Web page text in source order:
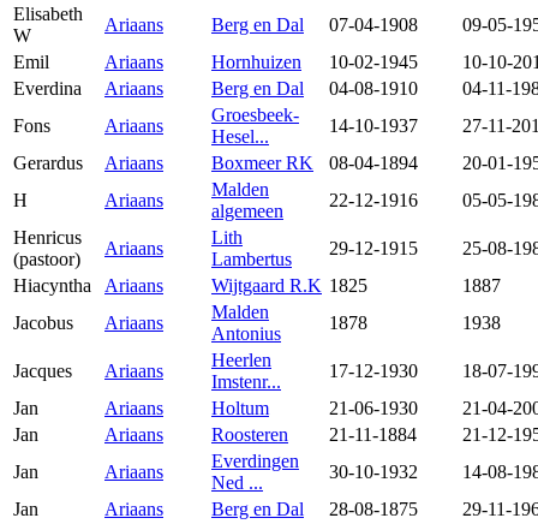
Elisabeth
W
Ariaans Berg en Dal 07-04-1908
09-05-
Emil
Ariaans Hornhuizen 10-02-1945
10-10-
Everdina
Ariaans Berg en Dal 04-08-1910
04-11-
Fons
Ariaans
Groesbeek-
Hesel...
14-10-1937
27-11-
Gerardus
Ariaans Boxmeer RK 08-04-1894
20-01-
H
Ariaans
Malden
algemeen
22-12-1916
05-05-
Henricus
(pastoor)
Ariaans
Lith
Lambertus
29-12-1915
25-08-
Hiacyntha
Ariaans Wijtgaard R.K 1825
1887
Jacobus
Ariaans
Malden
Antonius
1878 1938
Jacques Ariaans
Heerlen
Imstenr...
17-12-1930
18-07-
Jan
Ariaans Holtum 21-06-1930
21-04-
Jan
Ariaans Roosteren 21-11-1884
21-12-
Jan
Ariaans
Everdingen
Ned ...
30-10-1932
14-08-
Jan
Ariaans Berg en Dal 28-08-1875
29-11-